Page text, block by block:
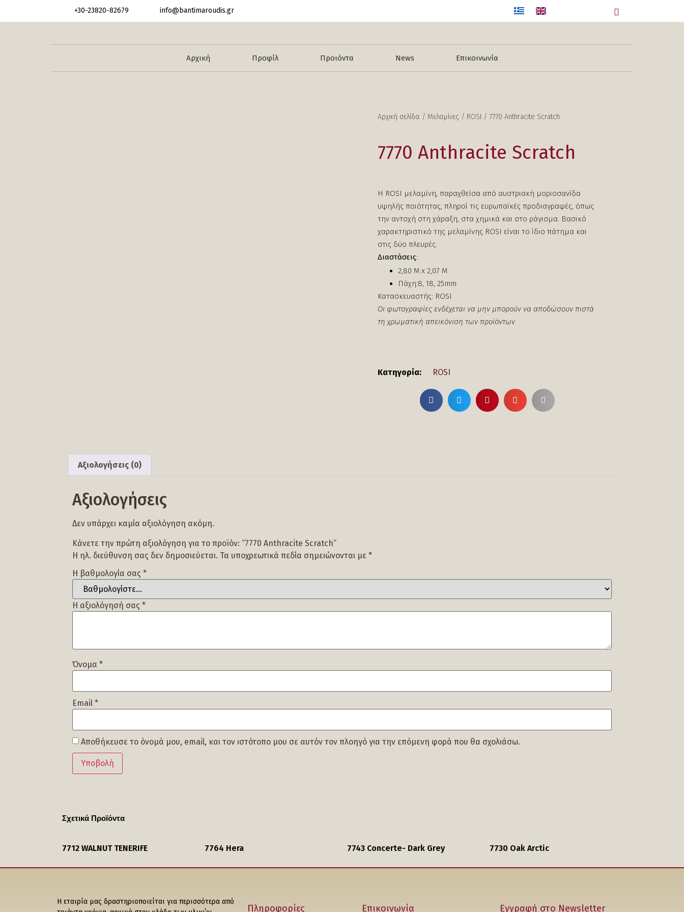
+30-23820-82679 info@bantimaroudis.gr
Αρχική Προφίλ Προιόντα News Επικοινωνία
Αρχική σελίδα / Μελαμίνες / ROSI / 7770 Anthracite Scratch
7770 Anthracite Scratch
Η ROSI μελαμίνη, παραχθείσα από αυστριακή μοριοσανίδα
υψηλής ποιότητας, πληροί τις ευρωπαϊκές προδιαγραφές, όπως
την αντοχή στη χάραξη, στα χημικά και στο ράγισμα. Βασικό
χαρακτηριστικό της μελαμίνης ROSI είναι το ίδιο πάτημα και
στις δύο πλευρές.
Διαστάσεις:
2,80 Μ x 2,07 Μ
Πάχη:8, 18, 25mm
Κατασκευαστής: ROSI
Οι φωτογραφίες ενδέχεται να μην μπορούν να αποδώσουν πιστά
τη χρωματική απεικόνιση των προϊόντων
Κατηγορία: ROSI
Αξιολογήσεις (0)
Αξιολογήσεις
Δεν υπάρχει καμία αξιολόγηση ακόμη.
Κάνετε την πρώτη αξιολόγηση για το προϊόν: “7770 Anthracite Scratch”
Η ηλ. διεύθυνση σας δεν δημοσιεύεται. Τα υποχρεωτικά πεδία σημειώνονται με *
Η βαθμολογία σας *
Η αξιολόγησή σας *
Όνομα *
Email *
Αποθήκευσε το όνομά μου, email, και τον ιστότοπο μου σε αυτόν τον πλοηγό για την επόμενη φορά που θα σχολιάσω.
Σχετικά Προϊόντα
7712 WALNUT TENERIFE 7764 Hera 7743 Concerte- Dark Grey 7730 Oak Arctic
Η εταιρία μας δραστηριοποιείται για περισσότερα από
Πληροφορίες Επικοινωνία Εγγραφή στο Νewsletter